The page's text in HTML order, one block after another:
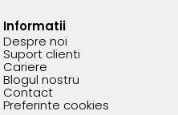
Informatii
Despre noi
Suport clienti
Cariere
Blogul nostru
Contact
Preferinte cookies